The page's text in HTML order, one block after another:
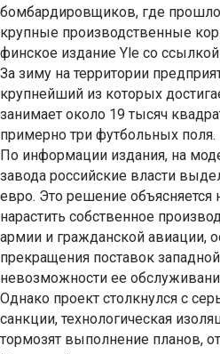
бомбардировщиков, где
крупные производственные
финское издание Yle со
За зиму на территории
крупнейший из которых
занимает около 19 тысяч
примерно три футбольных поля.
По информации издания, на
завода российские власти
евро. Это решение
нарастить собственное
армии и гражданской авиации,
прекращения поставок
невозможности ее
Однако проект столкнулся с
санкции, технологическая
тормозят выполнение планов,